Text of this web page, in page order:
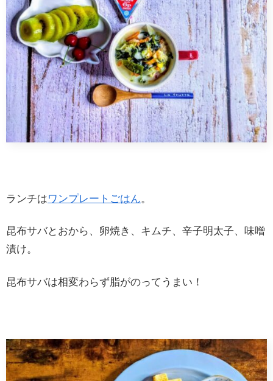
ランチはワンプレートごはん。
昆布サバとおから、卵焼き、キムチ、辛子明太子、味噌
漬け。
昆布サバは相変わらず脂がのってうまい！